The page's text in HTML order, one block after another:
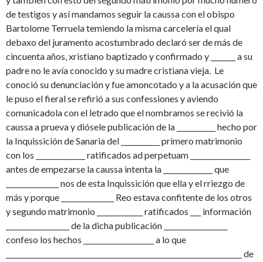
de testigos y así mandamos seguir la caussa con el obispo
Bartolome Terruela temiendo la misma carcelería el qual
debaxo del juramento acostumbrado declaró ser de más de
cincuenta años, xristiano baptizado y confirmado y _______ a su
padre no le avía conocido y su madre cristiana vieja. Le
conoció su denunciación y fue amoncotado y a la acusación que
le puso el fieral se refirió a sus confessiones y aviendo
comunicadola con el letrado que el nombramos se recivió la
caussa a prueva y diósele publicación de la ___________ hecho por
la Inquissición de Sanaria del ___________ primero matrimonio
con los ______________ ratificados ad perpetuam _________________
antes de empezarse la caussa intenta la ______________ que
_______________ nos de esta Inquissición que ella y el rriezgo de
más y porque _______________ Reo estava confitente de los otros
y segundo matrimonio _____________ ratificados ___ información
__________________ de la dicha publicación __________________
confeso los hechos ____________________ a lo que
___________________________________________________________________ de